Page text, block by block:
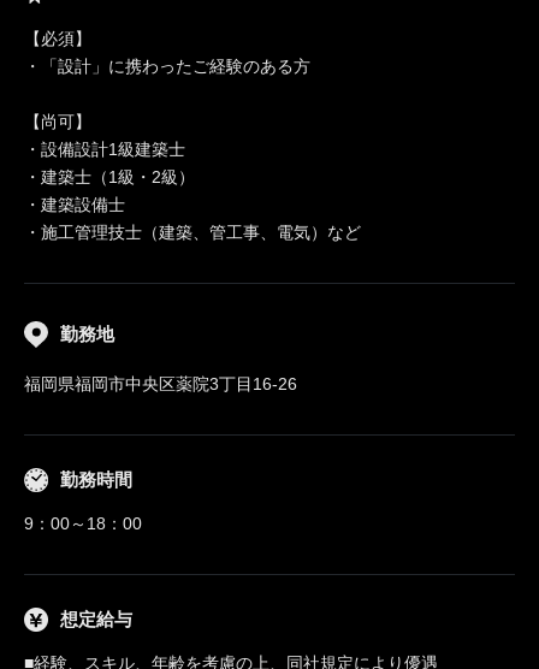
【必須】
・「設計」に携わったご経験のある方
【尚可】
・設備設計1級建築士
・建築士（1級・2級）
・建築設備士
・施工管理技士（建築、管工事、電気）など
勤務地
福岡県福岡市中央区薬院3丁目16-26
勤務時間
9：00～18：00
想定給与
■経験、スキル、年齢を考慮の上、同社規定により優遇